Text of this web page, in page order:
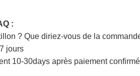
:
? Que diriez-vous de la
jours
10-30days après paiement